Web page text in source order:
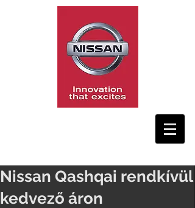
Nissan Qashqai rendkívül
kedvező áron